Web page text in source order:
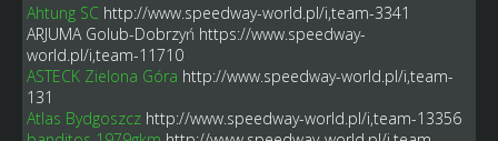
Ahtung SC http://www.speedway-world.pl/i,team-3341
ARJUMA Golub-Dobrzyń https://www.speedway-
world.pl/i,team-11710
ASTECK Zielona Góra http://www.speedway-world.pl/i,team-
131
Atlas Bydgoszcz http://www.speedway-world.pl/i,team-13356